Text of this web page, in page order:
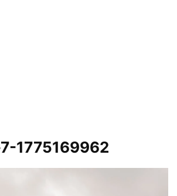
1775169962